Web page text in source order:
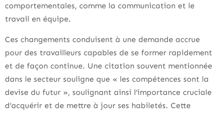
comportementales, comme la communication et le
travail en équipe.
Ces changements conduisent à une demande accrue
pour des travailleurs capables de se former rapidement
et de façon continue. Une citation souvent mentionnée
dans le secteur souligne que « les compétences sont la
devise du futur », soulignant ainsi l’importance cruciale
d’acquérir et de mettre à jour ses habiletés. Cette